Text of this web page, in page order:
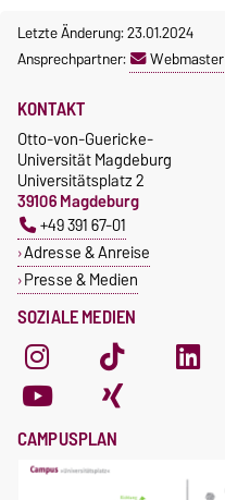
Letzte Änderung: 23.01.2024
Ansprechpartner:
Webmaster
SOZIALE MEDIEN
KONTAKT
Otto-von-Guericke-
Universität Magdeburg
Universitätsplatz 2
39106 Magdeburg
+49 391 67-01
Adresse & Anreise
Presse & Medien
CAMPUSPLAN